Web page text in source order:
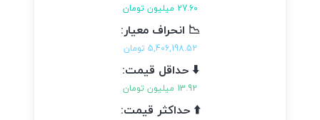
27.60 میلیون تومان
📉 انحراف معیار:
5,406,198.52 تومان
⬇️ حداقل قیمت:
13.92 میلیون تومان
⬆️ حداکثر قیمت: